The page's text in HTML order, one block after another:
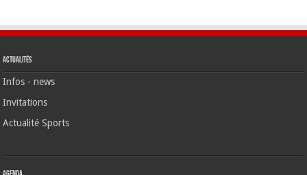
Actualités
Infos - news
Invitations
Actualité Sports